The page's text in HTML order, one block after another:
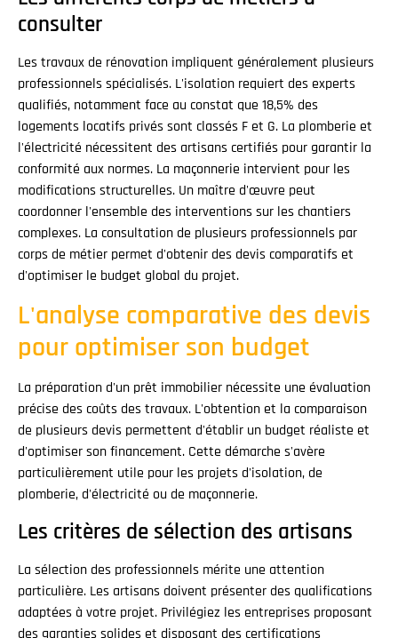
consulter
Les travaux de rénovation impliquent généralement plusieurs
professionnels spécialisés. L'isolation requiert des experts
qualifiés, notamment face au constat que 18,5% des
logements locatifs privés sont classés F et G. La plomberie et
l'électricité nécessitent des artisans certifiés pour garantir la
conformité aux normes. La maçonnerie intervient pour les
modifications structurelles. Un maître d'œuvre peut
coordonner l'ensemble des interventions sur les chantiers
complexes. La consultation de plusieurs professionnels par
corps de métier permet d'obtenir des devis comparatifs et
d'optimiser le budget global du projet.
L'analyse comparative des devis
pour optimiser son budget
La préparation d'un prêt immobilier nécessite une évaluation
précise des coûts des travaux. L'obtention et la comparaison
de plusieurs devis permettent d'établir un budget réaliste et
d'optimiser son financement. Cette démarche s'avère
particulièrement utile pour les projets d'isolation, de
plomberie, d'électricité ou de maçonnerie.
Les critères de sélection des artisans
La sélection des professionnels mérite une attention
particulière. Les artisans doivent présenter des qualifications
adaptées à votre projet. Privilégiez les entreprises proposant
des garanties solides et disposant des certifications